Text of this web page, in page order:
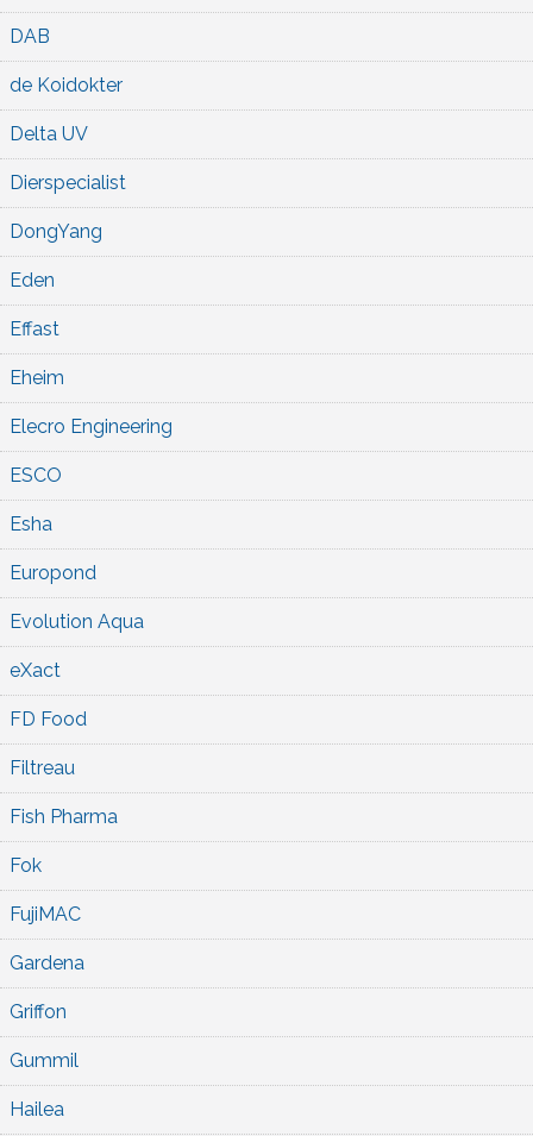
DAB
de Koidokter
Delta UV
Dierspecialist
DongYang
Eden
Effast
Eheim
Elecro Engineering
ESCO
Esha
Europond
Evolution Aqua
eXact
FD Food
Filtreau
Fish Pharma
Fok
FujiMAC
Gardena
Griffon
Gummil
Hailea